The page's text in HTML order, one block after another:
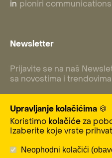
in pioniri communications
Newsletter
Prijavite se na naš
sa novostima i
Upravljanje kolačićima 🍪
Koristimo kolačiće za
Izaberite koje vrste
Neophodni kolačići